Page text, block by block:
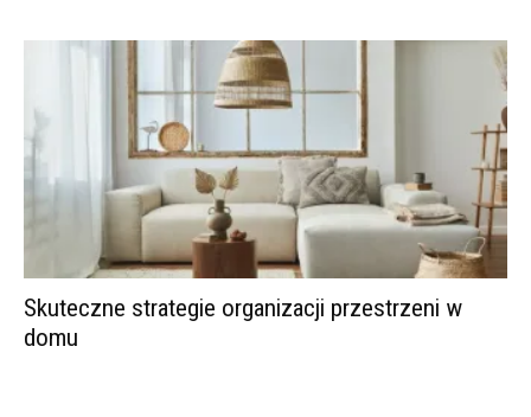
Skuteczne strategie organizacji przestrzeni w
domu